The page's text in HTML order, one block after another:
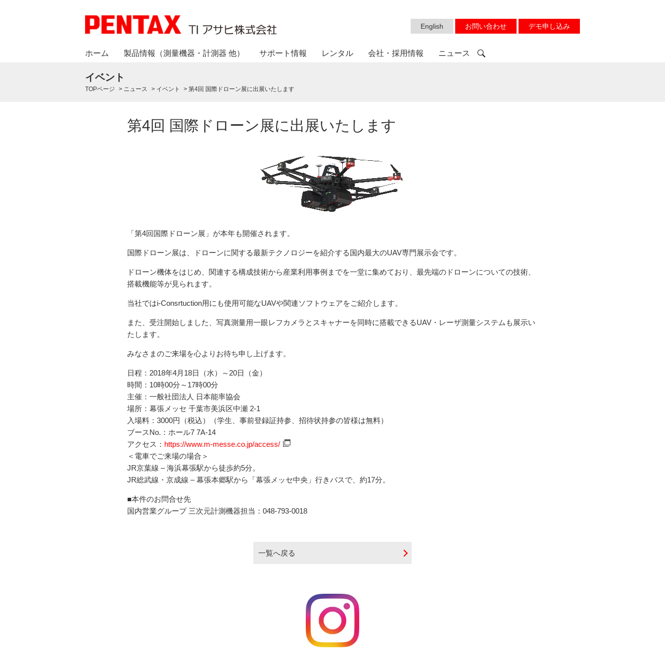
English お問い合わせ デモ申し込み
ホーム 製品情報（測量機器・計測器 他） サポート情報 レンタル 会社・採用情報 ニュース
イベント
TOPページ > ニュース > イベント >第4回 国際ドローン展に出展いたします
第4回 国際ドローン展に出展いたします
「第4回国際ドローン展」が本年も開催されます。
国際ドローン展は、ドローンに関する最新テクノロジーを紹介する国内最大のUAV専門展示会です。
ドローン機体をはじめ、関連する構成技術から産業利用事例までを一堂に集めており、最先端のドローンについての技術、
搭載機能等が見られます。
当社ではi-Consrtuction用にも使用可能なUAVや関連ソフトウェアをご紹介します。
また、受注開始しました、写真測量用一眼レフカメラとスキャナーを同時に搭載できるUAV・レーザ測量システムも展示い
たします。
みなさまのご来場を心よりお待ち申し上げます。
⽇程：2018年4⽉18⽇（⽔）～20⽇（⾦）
時間：10時00分～17時00分
主催：一般社団法人 日本能率協会
場所：幕張メッセ 千葉市美浜区中瀬 2-1
入場料：3000円（税込）（学生、事前登録証持参、招待状持参の皆様は無料）
ブースNo.：ホール7 7A-14
アクセス： https://www.m-messe.co.jp/access/
＜電車でご来場の場合＞
JR京葉線 – 海浜幕張駅から徒歩約5分。
JR総武線・京成線 – 幕張本郷駅から「幕張メッセ中央」行きバスで、約17分。
■本件のお問合せ先
国内営業グループ 三次元計測機器担当：048-793-0018
一覧へ戻る